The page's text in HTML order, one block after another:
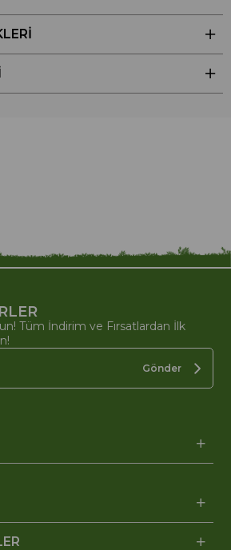
Tüm İndirim ve Fırsatlardan İlk
Gönder